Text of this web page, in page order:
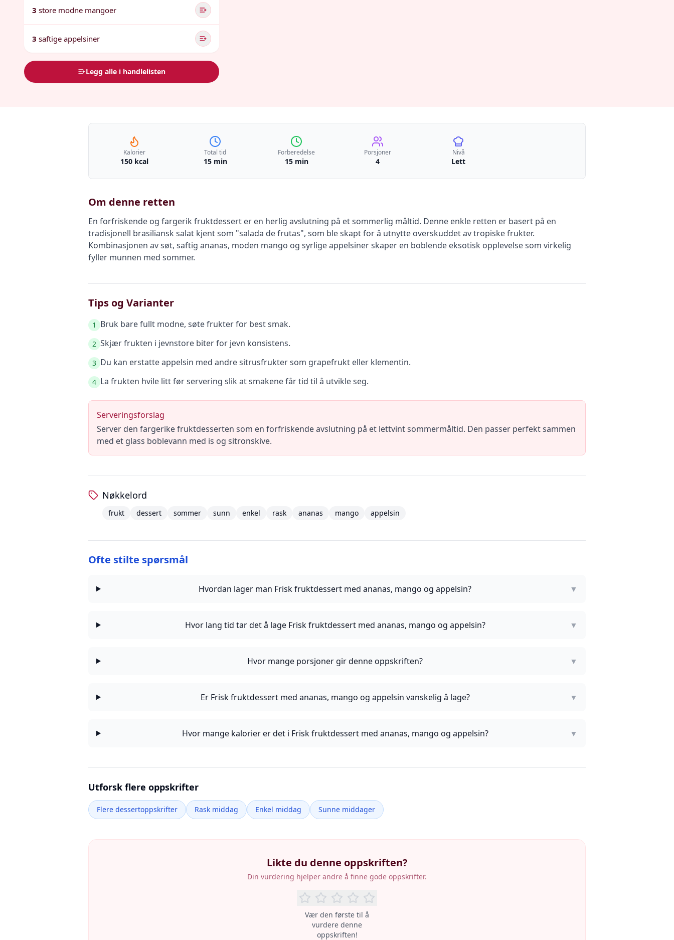
3 store modne mangoer
3 saftige appelsiner
Legg alle i handlelisten
Kalorier
150 kcal
Total tid
15 min
Forberedelse
15 min
Porsjoner
4
Nivå
Lett
Om denne retten
En forfriskende og fargerik fruktdessert er en herlig avslutning på et sommerlig måltid. Denne enkle retten er basert på en
tradisjonell brasiliansk salat kjent som "salada de frutas", som ble skapt for å utnytte overskuddet av tropiske frukter.
Kombinasjonen av søt, saftig ananas, moden mango og syrlige appelsiner skaper en boblende eksotisk opplevelse som virkelig
fyller munnen med sommer.
Tips og Varianter
1 Bruk bare fullt modne, søte frukter for best smak.
2 Skjær frukten i jevnstore biter for jevn konsistens.
3 Du kan erstatte appelsin med andre sitrusfrukter som grapefrukt eller klementin.
4 La frukten hvile litt før servering slik at smakene får tid til å utvikle seg.
Serveringsforslag
Server den fargerike fruktdesserten som en forfriskende avslutning på et lettvint sommermåltid. Den passer perfekt sammen
med et glass boblevann med is og sitronskive.
Nøkkelord
frukt dessert sommer sunn enkel rask ananas mango appelsin
Ofte stilte spørsmål
Hvordan lager man Frisk fruktdessert med ananas, mango og appelsin? ▼
Hvor lang tid tar det å lage Frisk fruktdessert med ananas, mango og appelsin? ▼
Hvor mange porsjoner gir denne oppskriften? ▼
Er Frisk fruktdessert med ananas, mango og appelsin vanskelig å lage? ▼
Hvor mange kalorier er det i Frisk fruktdessert med ananas, mango og appelsin? ▼
Utforsk flere oppskrifter
Flere dessertoppskrifter Rask middag Enkel middag Sunne middager
Likte du denne oppskriften?
Din vurdering hjelper andre å finne gode oppskrifter.
Vær den første til å
vurdere denne
oppskriften!